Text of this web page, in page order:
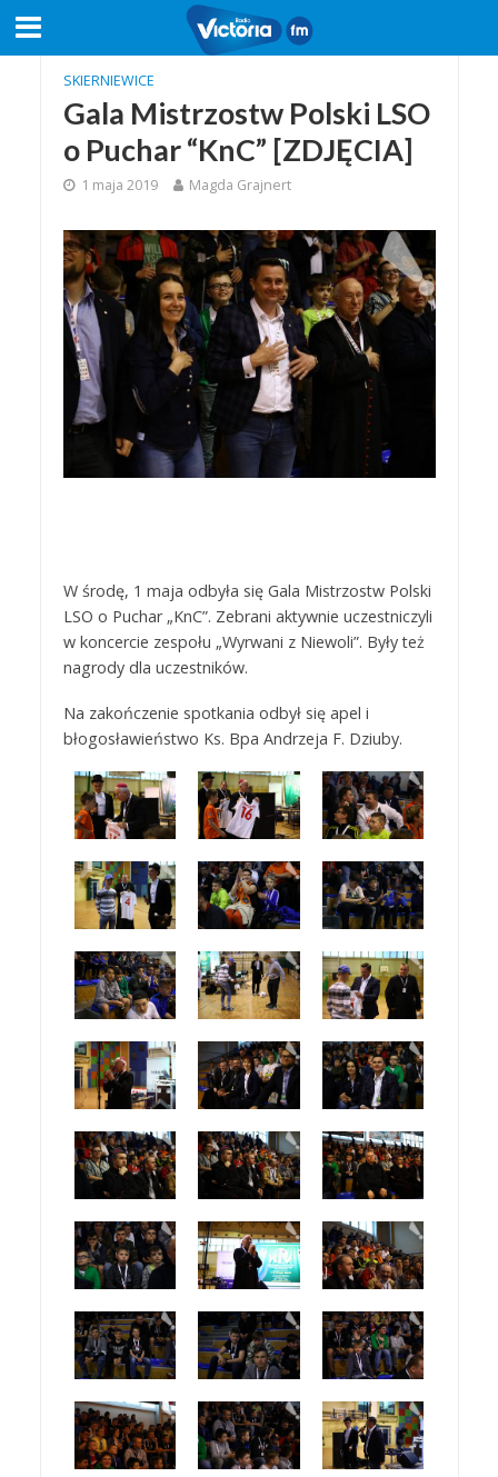
SKIERNIEWICE
Gala Mistrzostw Polski LSO
o Puchar “KnC” [ZDJĘCIA]
1 maja 2019 Magda Grajnert
W środę, 1 maja odbyła się Gala Mistrzostw Polski
LSO o Puchar „KnC”. Zebrani aktywnie uczestniczyli
w koncercie zespołu „Wyrwani z Niewoli”. Były też
nagrody dla uczestników.
Na zakończenie spotkania odbył się apel i
błogosławieństwo Ks. Bpa Andrzeja F. Dziuby.